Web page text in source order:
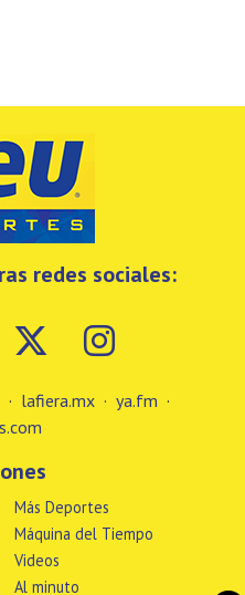
redes sociales:
· lafiera.mx · ya.fm ·
Más Deportes
Máquina del Tiempo
Videos
Al minuto